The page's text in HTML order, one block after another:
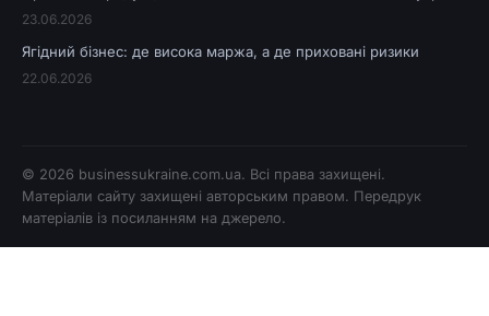
23.06.2026
Ягідний бізнес: де висока маржа, а де приховані ризики
22.06.2026
© 2026 businessukraine.com.ua. Всі права захищені.
Матеріали сайту захищені авторським правом. Передрук
матеріалів із посиланням на джерело.